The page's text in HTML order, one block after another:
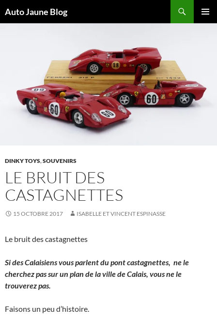
Auto Jaune Blog
DINKY TOYS,SOUVENIRS
LE BRUIT DES
CASTAGNETTES
15 OCTOBRE 2017 ISABELLE ET VINCENT ESPINASSE
Le bruit des castagnettes
Si des Calaisiens vous parlent du pont castagnettes, ne le
cherchez pas sur un plan de la ville de Calais, vous ne le
trouverez pas.
Faisons un peu d’histoire.